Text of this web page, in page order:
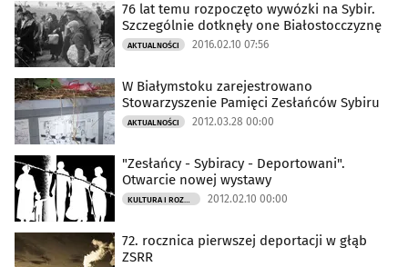
76 lat temu rozpoczęto wywózki na Sybir.
Szczególnie dotknęły one Białostocczyznę
AKTUALNOŚCI 2016.02.10 07:56
W Białymstoku zarejestrowano
Stowarzyszenie Pamięci Zesłańców Sybiru
AKTUALNOŚCI 2012.03.28 00:00
"Zesłańcy - Sybiracy - Deportowani".
Otwarcie nowej wystawy
KULTURA I ROZRYWKA 2012.02.10 00:00
72. rocznica pierwszej deportacji w głąb
ZSRR